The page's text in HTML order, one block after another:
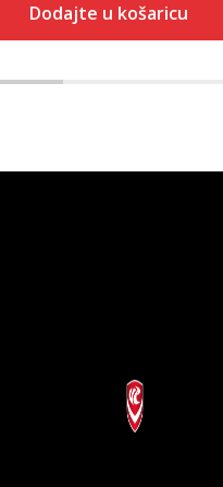
Dodajte u košaricu